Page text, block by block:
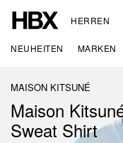
HERREN
NEUHEITEN MARKEN
MAISON KITSUNÉ
Maison
Sweat Shirt